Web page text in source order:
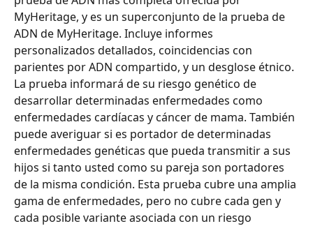
MyHeritage, y es un superconjunto de la prueba de
ADN de MyHeritage. Incluye informes
personalizados detallados, coincidencias con
parientes por ADN compartido, y un desglose étnico.
La prueba informará de su riesgo genético de
desarrollar determinadas enfermedades como
enfermedades cardíacas y cáncer de mama. También
puede averiguar si es portador de determinadas
enfermedades genéticas que pueda transmitir a sus
hijos si tanto usted como su pareja son portadores
de la misma condición. Esta prueba cubre una amplia
gama de enfermedades, pero no cubre cada gen y
cada posible variante asociada con un riesgo